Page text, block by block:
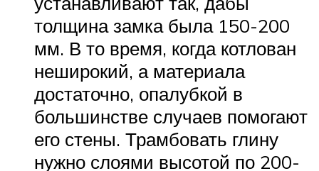
толщина замка была 150-200
мм. В то время, когда котлован
неширокий, а материала
достаточно, опалубкой в
большинстве случаев помогают
его стены. Трамбовать глину
нужно слоями высотой по 200-